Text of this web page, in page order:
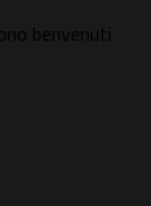
benvenuti